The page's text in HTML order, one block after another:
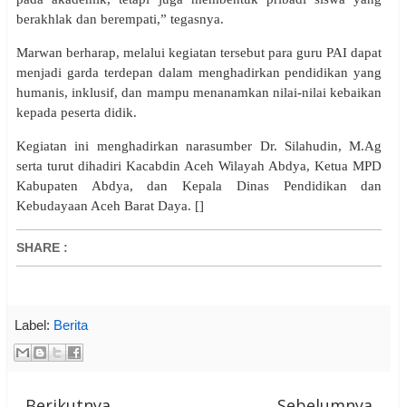
berakhlak dan berempati,” tegasnya.
Marwan berharap, melalui kegiatan tersebut para guru PAI dapat
menjadi garda terdepan dalam menghadirkan pendidikan yang
humanis, inklusif, dan mampu menanamkan nilai-nilai kebaikan
kepada peserta didik.
Kegiatan ini menghadirkan narasumber Dr. Silahudin, M.Ag
serta turut dihadiri Kacabdin Aceh Wilayah Abdya, Ketua MPD
Kabupaten Abdya, dan Kepala Dinas Pendidikan dan
Kebudayaan Aceh Barat Daya. []
SHARE :
Label: Berita